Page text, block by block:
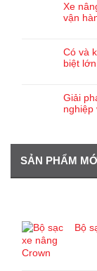
Xe
vận
Có và
biệt
Giải
nghiệp
SẢN PHẨM
Bộ